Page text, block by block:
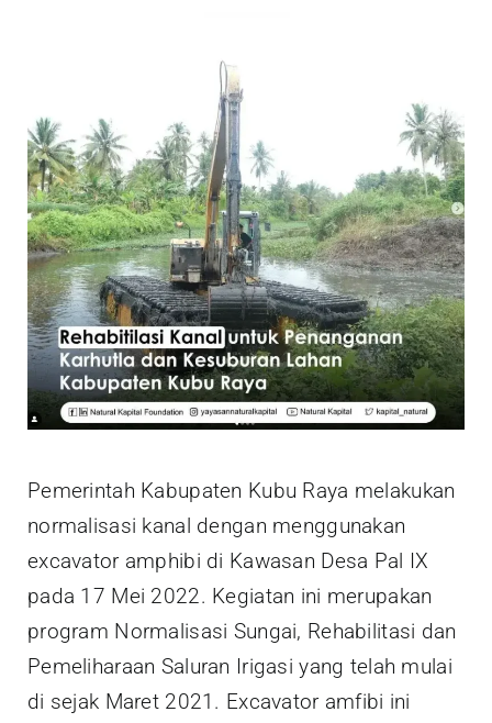
Pemerintah Kabupaten Kubu Raya melakukan
normalisasi kanal dengan menggunakan
excavator amphibi di Kawasan Desa Pal IX
pada 17 Mei 2022. Kegiatan ini merupakan
program Normalisasi Sungai, Rehabilitasi dan
Pemeliharaan Saluran Irigasi yang telah mulai
di sejak Maret 2021. Excavator amfibi ini